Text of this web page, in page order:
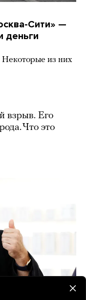
Сити» —
деньги
из них
взрыв. Его
Что это